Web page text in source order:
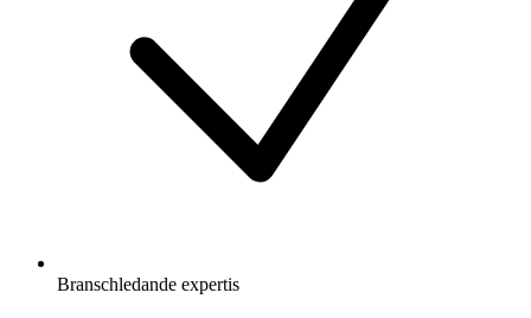
Branschledande expertis